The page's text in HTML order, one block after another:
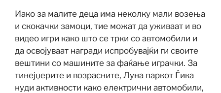
Иако за малите деца има неколку мали возења
и скокачки замоци, тие можат да уживаат и во
видео игри како што се трки со автомобили и
да освојуваат награди испробувајќи ги своите
вештини со машините за фаќање играчки. За
тинејџерите и возрасните, Луна паркот Ѓика
нуди активности како електрични автомобили,